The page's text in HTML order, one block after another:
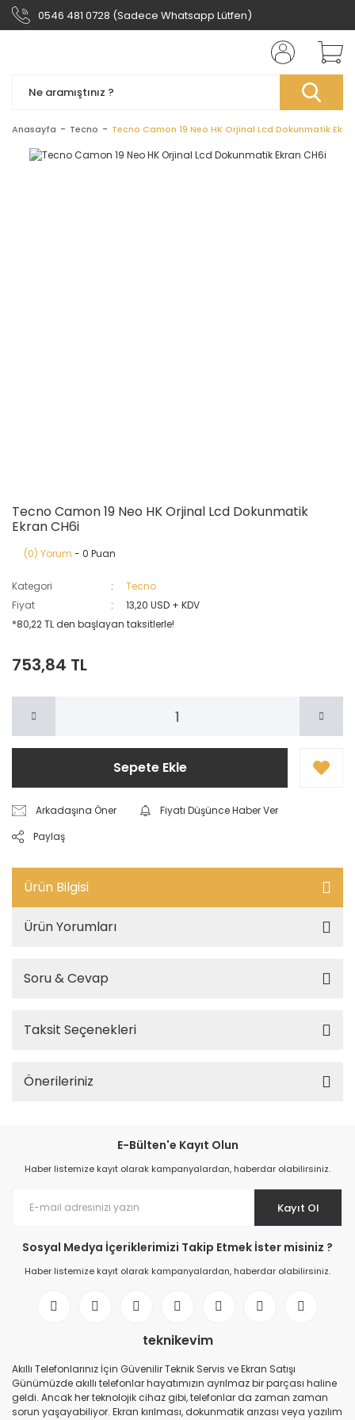
0546 481 0728 (Sadece Whatsapp Lütfen)
Anasayfa Tecno Tecno Camon 19 Neo HK Orjinal Lcd Dokunmatik
Tecno Camon 19 Neo HK Orjinal Lcd Dokunmatik
Ekran CH6i
(0) Yorum - 0 Puan
Kategori
Tecno
Fiyat
13,20 USD + KDV
*80,22 TL den başlayan taksitlerle!
753,84 TL
Sepete Ekle
Arkadaşına Öner
Fiyatı Düşünce Haber Ver
Paylaş
Ürün Bilgisi
Ürün Yorumları
Soru & Cevap
Taksit Seçenekleri
Önerileriniz
E-Bülten'e Kayıt Olun
Haber listemize kayıt olarak kampanyalardan, haberdar olabilirsiniz.
Kayıt Ol
Sosyal Medya İçeriklerimizi Takip Etmek İster misiniz ?
Haber listemize kayıt olarak kampanyalardan, haberdar olabilirsiniz.
teknikevim
Akıllı Telefonlarınız İçin Güvenilir Teknik Servis ve Ekran Satışı
Günümüzde akıllı telefonlar hayatımızın ayrılmaz bir parçası haline
geldi. Ancak her teknolojik cihaz gibi, telefonlar da zaman zaman
sorun yaşayabiliyor. Ekran kırılması, dokunmatik arızası veya yazılım